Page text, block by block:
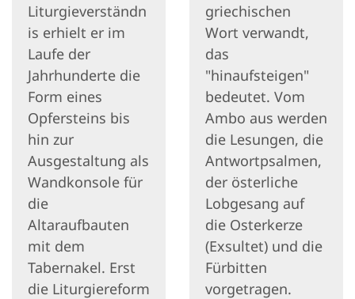
Liturgieverständn
is erhielt er im
Laufe der
Jahrhunderte die
Form eines
Opfersteins bis
hin zur
Ausgestaltung als
Wandkonsole für
die
Altaraufbauten
mit dem
Tabernakel. Erst
die Liturgiereform
griechischen
Wort verwandt,
das
"hinaufsteigen"
bedeutet. Vom
Ambo aus werden
die Lesungen, die
Antwortpsalmen,
der österliche
Lobgesang auf
die Osterkerze
(Exsultet) und die
Fürbitten
vorgetragen.